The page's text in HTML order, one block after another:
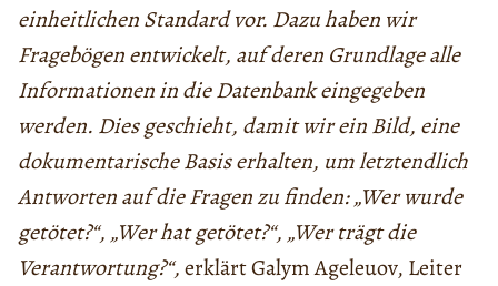
einheitlichen Standard vor. Dazu haben wir
Fragebögen entwickelt, auf deren Grundlage alle
Informationen in die Datenbank eingegeben
werden. Dies geschieht, damit wir ein Bild, eine
dokumentarische Basis erhalten, um letztendlich
Antworten auf die Fragen zu finden: „Wer wurde
getötet?“, „Wer hat getötet?“, „Wer trägt die
Verantwortung?“,erklärt Galym Ageleuov, Leiter